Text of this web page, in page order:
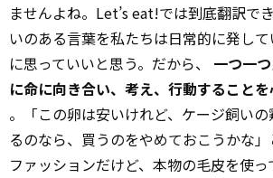
ませんよね。Let’s eat!では到底翻訳で
いのある言葉を私たちは日常的に発し
に思っていいと思う。だから、 一つ一
に命に向き合い、考え、行動すること
。「この卵は安いけれど、ケージ飼い
るのなら、買うのをやめておこうかな
ファッションだけど、本物の毛皮を使